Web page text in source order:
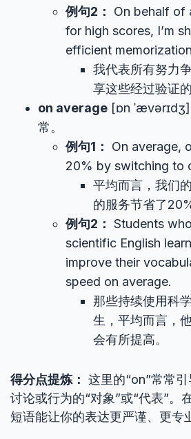
例句2：
On behalf of
for high scores, I’m
efficient
我代表所有努力
享这些经过验证
on average [ɒn
常。
例句1：
On average,
20% by switching to
平均而言，我们
的服务节省了20%
例句2： Students
scientific English
improve their
speed on average.
那些持续使用科
生，平均而言，
会有所提高。
得分点提炼： 这里的“on”常常
讨论或行为的“对象”或“代表”。
短语能让你的表达更严谨、更专